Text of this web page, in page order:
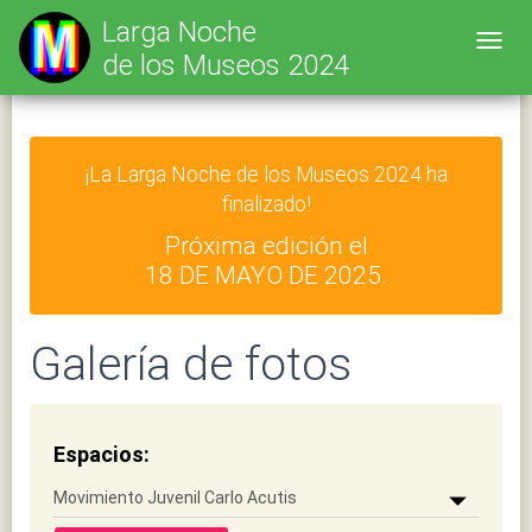
Larga Noche
de los Museos 2024
¡La Larga Noche de los Museos 2024 ha
finalizado!
Próxima edición el
18 DE MAYO DE 2025.
Galería de fotos
Espacios: